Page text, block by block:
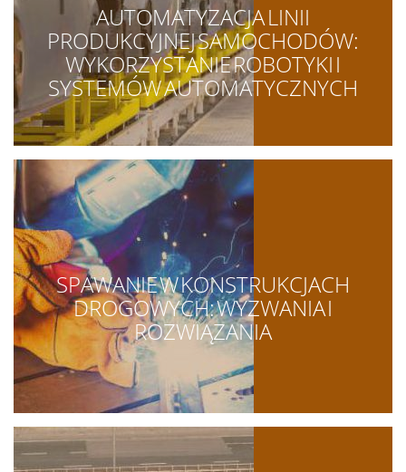
AUTOMATYZACJA LINII
PRODUKCYJNEJ SAMOCHODÓW:
WYKORZYSTANIE ROBOTYKI I
SYSTEMÓW AUTOMATYCZNYCH
SPAWANIE W KONSTRUKCJACH
DROGOWYCH: WYZWANIA I
ROZWIĄZANIA